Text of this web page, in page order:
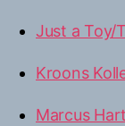
Just a Toy/
Kroons
Marcus